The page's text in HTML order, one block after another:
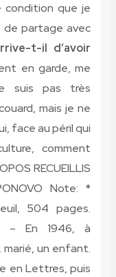
condition que je
de partage avec
t-il d’avoir
en garde, me
suis pas très
mais je ne
face au péril qui
comment
RECUEILLIS
Note: *
504 pages.
– En 1946, à
marié, un enfant.
en Lettres, puis